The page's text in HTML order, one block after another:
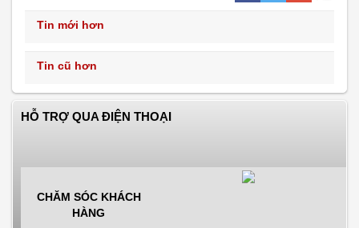
Tin mới hơn
Tin cũ hơn
HỖ TRỢ QUA ĐIỆN THOẠI
CHĂM SÓC KHÁCH
HÀNG